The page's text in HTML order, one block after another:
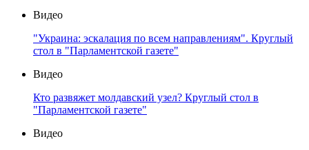
Видео
"Украина: эскалация по всем направлениям". Круглый
стол в "Парламентской газете"
Видео
Кто развяжет молдавский узел? Круглый стол в
"Парламентской газете"
Видео